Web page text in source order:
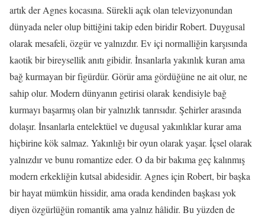
artık der Agnes kocasına. Sürekli açık olan televizyonundan
dünyada neler olup bittiğini takip eden biridir Robert. Duygusal
olarak mesafeli, özgür ve yalnızdır. Ev içi normalliğin karşısında
kaotik bir bireysellik anıtı gibidir. İnsanlarla yakınlık kuran ama
bağ kurmayan bir figürdür. Görür ama gördüğüne ne ait olur, ne
sahip olur. Modern dünyanın getirisi olarak kendisiyle bağ
kurmayı başarmış olan bir yalnızlık tanrısıdır. Şehirler arasında
dolaşır. İnsanlarla entelektüel ve dugusal yakınlıklar kurar ama
hiçbirine kök salmaz. Yakınlığı bir oyun olarak yaşar. İçsel olarak
yalnızdır ve bunu romantize eder. O da bir bakıma geç kalınmış
modern erkekliğin kutsal abidesidir. Agnes için Robert, bir başka
bir hayat mümkün hissidir, ama orada kendinden başkası yok
diyen özgürlüğün romantik ama yalnız hâlidir. Bu yüzden de